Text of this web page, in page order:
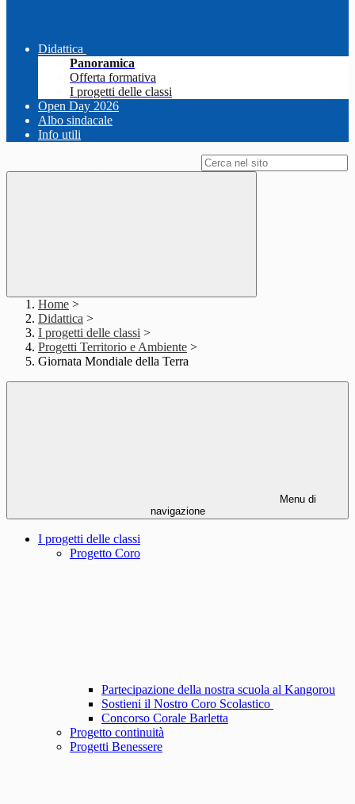
Didattica
Panoramica
Offerta formativa
I progetti delle classi
Open Day 2026
Albo sindacale
Info utili
Home >
Didattica >
I progetti delle classi >
Progetti Territorio e Ambiente >
Giornata Mondiale della Terra
Menu di
navigazione
I progetti delle classi
Progetto Coro
Partecipazione della nostra scuola al Kangorou
Sostieni il Nostro Coro Scolastico
Concorso Corale Barletta
Progetto continuità
Progetti Benessere